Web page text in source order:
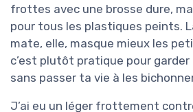
frottes avec une brosse dure,
pour tous les plastiques peints.
mate, elle, masque mieux les
c’est plutôt pratique pour
sans passer ta vie à les
J’ai eu un léger frottement